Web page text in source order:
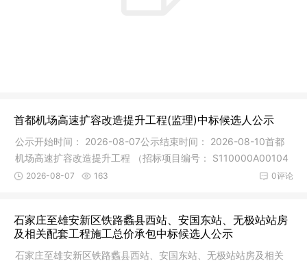
首都机场高速扩容改造提升工程(监理)中标候选人公示
公示开始时间： 2026-08-07公示结束时间： 2026-08-10首都
机场高速扩容改造提升工程 （招标项目编号： S110000A00104
4356003 ）
0评论
2026-08-07 163
石家庄至雄安新区铁路蠡县西站、安国东站、无极站站房
及相关配套工程施工总价承包中标候选人公示
石家庄至雄安新区铁路蠡县西站、安国东站、无极站站房及相关